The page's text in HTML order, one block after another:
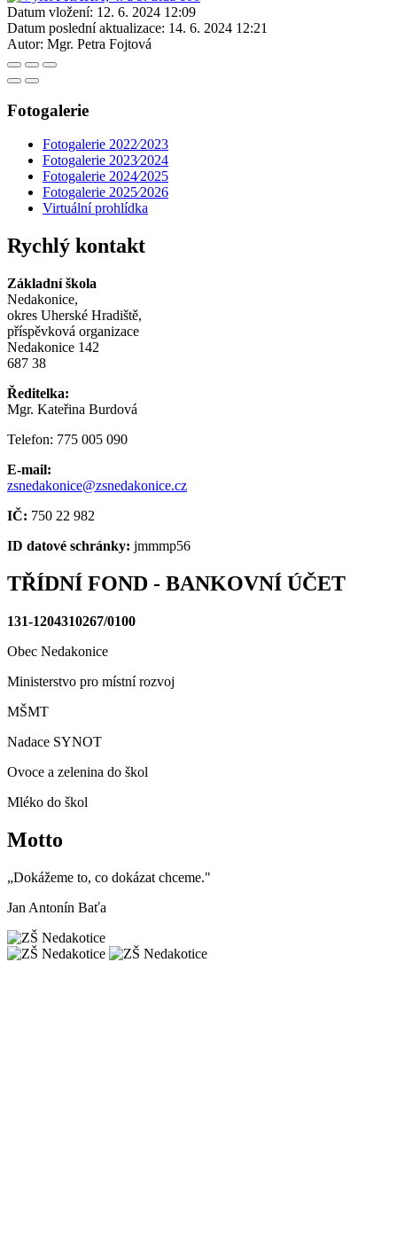
Datum vložení: 12. 6. 2024 12:09
Datum poslední aktualizace: 14. 6. 2024 12:21
Autor: Mgr. Petra Fojtová
Fotogalerie
Fotogalerie 2022⁄2023
Fotogalerie 2023⁄2024
Fotogalerie 2024⁄2025
Fotogalerie 2025⁄2026
Virtuální prohlídka
Rychlý kontakt
Základní škola
Nedakonice,
okres Uherské Hradiště,
příspěvková organizace
Nedakonice 142
687 38
Ředitelka:
Mgr. Kateřina Burdová
Telefon: 775 005 090
E-mail:
zsnedakonice@zsnedakonice.cz
IČ: 750 22 982
ID datové schránky: jmmmp56
TŘÍDNÍ FOND - BANKOVNÍ ÚČET
131-1204310267/0100
Obec Nedakonice
Ministerstvo pro místní rozvoj
MŠMT
Nadace SYNOT
Ovoce a zelenina do škol
Mléko do škol
Motto
„Dokážeme to, co dokázat chceme."
Jan Antonín Baťa